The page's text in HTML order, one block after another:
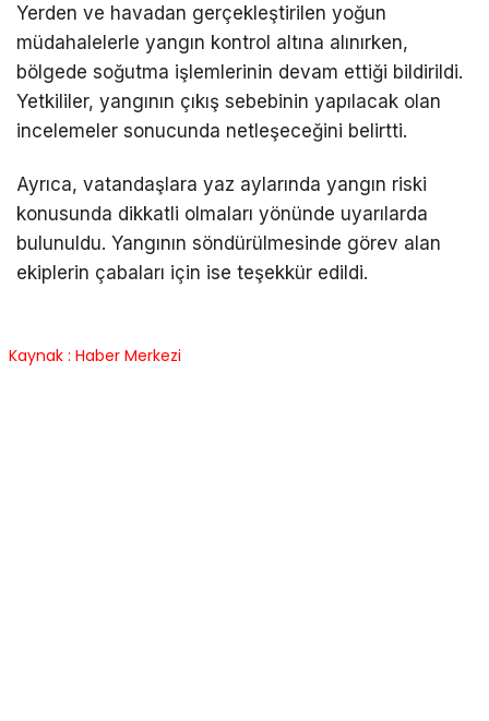
Yerden ve havadan gerçekleştirilen yoğun
müdahalelerle yangın kontrol altına alınırken,
bölgede soğutma işlemlerinin devam ettiği bildirildi.
Yetkililer, yangının çıkış sebebinin yapılacak olan
incelemeler sonucunda netleşeceğini belirtti.
Ayrıca, vatandaşlara yaz aylarında yangın riski
konusunda dikkatli olmaları yönünde uyarılarda
bulunuldu. Yangının söndürülmesinde görev alan
ekiplerin çabaları için ise teşekkür edildi.
Kaynak : Haber Merkezi